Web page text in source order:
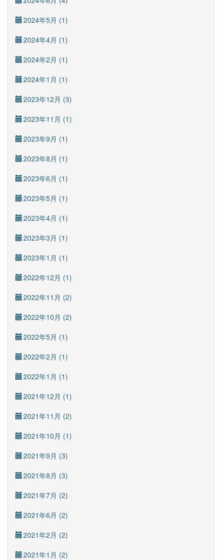
2024年5月 (1)
2024年4月 (1)
2024年2月 (1)
2024年1月 (1)
2023年12月 (3)
2023年11月 (1)
2023年9月 (1)
2023年8月 (1)
2023年6月 (1)
2023年5月 (1)
2023年4月 (1)
2023年3月 (1)
2023年1月 (1)
2022年12月 (1)
2022年11月 (2)
2022年10月 (2)
2022年5月 (1)
2022年2月 (1)
2022年1月 (1)
2021年12月 (1)
2021年11月 (2)
2021年10月 (1)
2021年9月 (3)
2021年8月 (3)
2021年7月 (2)
2021年6月 (2)
2021年2月 (2)
2021年1月 (2)